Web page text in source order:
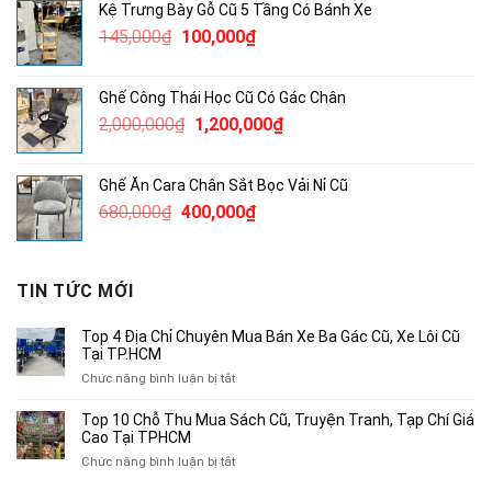
172,000₫. là:
100,000₫.
Kệ Trưng Bày Gỗ Cũ 5 Tầng Có Bánh Xe
145,000₫ Giá
145,000₫.
100,000₫Giá
là:
100,000₫.
Ghế Công Thái Học Cũ Có Gác Chân
2,000,000₫ Giá
2,000,000₫.
1,200,000₫Giá
là:
Ghế Ăn Cara Chân Sắt Bọc Vải Nỉ Cũ
680,000₫ Giá
400,000₫Giá
TIN TỨC MỚI
Top 4 Địa Chỉ Chuyên Mua Bán Xe Ba Gác Cũ, Xe Lôi Cũ
Tại TP.HCM
Chức năng bình luận bị tắtở
4
Chuyên
Top 10 Chỗ Thu Mua Sách Cũ, Truyện Tranh, Tạp Chí Giá
Cao Tại TPHCM
Chức năng bình luận bị tắtở